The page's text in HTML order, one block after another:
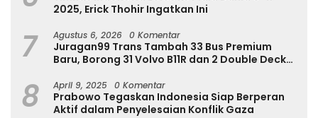
2025, Erick Thohir Ingatkan Ini
7 Agustus 6, 2026 0 Komentar
Juragan99 Trans Tambah 33 Bus Premium
Baru, Borong 31 Volvo B11R dan 2 Double Decker
8 April 9, 2025 0 Komentar
Prabowo Tegaskan Indonesia Siap Berperan
Aktif dalam Penyelesaian Konflik Gaza